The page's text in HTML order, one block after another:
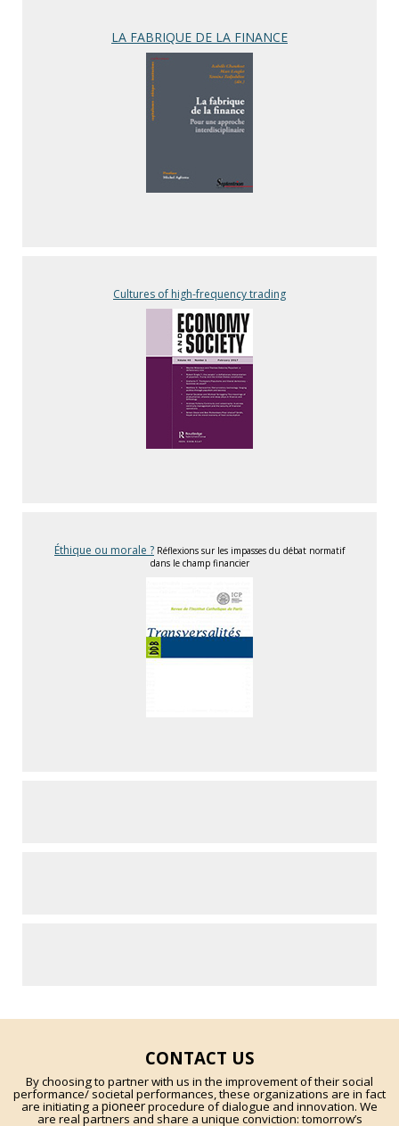
LA FABRIQUE DE LA FINANCE
Cultures of high-frequency trading
Éthique ou morale ? Réflexions sur les impasses du débat normatif
dans le champ financier
CONTACT US
By choosing to partner with us in the improvement of their social
performance/ societal performances, these organizations are in fact
are initiating a pioneerprocedure of dialogue and innovation. We
are real partners and share a unique conviction: tomorrow’s